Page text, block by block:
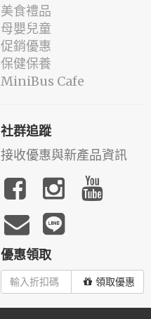
美食禮品
母嬰兒童
促銷優惠
保健保養
MiniBus Cafe
社群追蹤
接收優惠與新產品資訊
優惠領取
領取優惠